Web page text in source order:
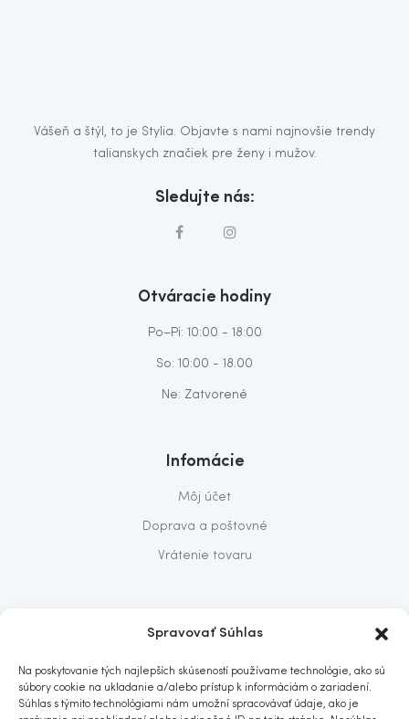
Spravovať Súhlas
Na poskytovanie tých najlepších skúseností používame technológie, ako sú
súbory cookie na ukladanie a/alebo prístup k informáciám o zariadení.
Súhlas s týmito technológiami nám umožní spracovávať údaje, ako je
Vášeň a štýl, to je Stylia. Objavte s nami najnovšie trendy
talianskych značiek pre ženy i mužov.
Sledujte nás:
Otváracie hodiny
Po–Pi: 10:00 - 18:00
So: 10:00 - 18.00
Ne: Zatvorené
Infomácie
Môj účet
Doprava a poštovné
Vrátenie tovaru
Predajňa
Kontakt